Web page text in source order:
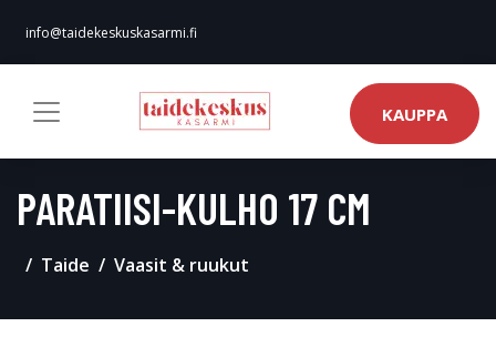
info@taidekeskuskasarmi.fi
KAUPPA
PARATIISI-KULHO 17 CM
Taide Vaasit & ruukut